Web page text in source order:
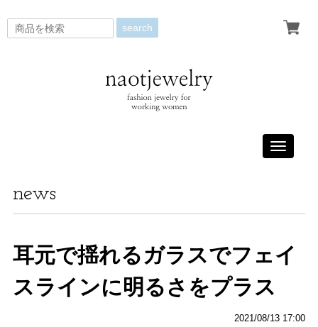
search
Toggle
news
耳元で揺れるガラスでフェイ
スラインに明るさをプラス
2021/08/13 17:00